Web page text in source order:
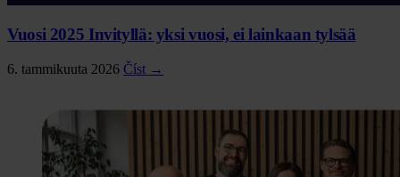
Vuosi 2025 Invityllä: yksi vuosi, ei lainkaan tylsää
6. tammikuuta 2026 Číst →